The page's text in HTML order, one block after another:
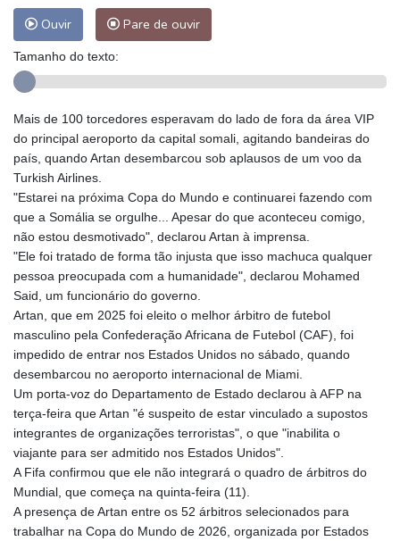
Ouvir Pare de ouvir
Tamanho do texto:
Mais de 100 torcedores esperavam do lado de fora da área VIP
do principal aeroporto da capital somali, agitando bandeiras do
país, quando Artan desembarcou sob aplausos de um voo da
Turkish Airlines.
"Estarei na próxima Copa do Mundo e continuarei fazendo com
que a Somália se orgulhe... Apesar do que aconteceu comigo,
não estou desmotivado", declarou Artan à imprensa.
"Ele foi tratado de forma tão injusta que isso machuca qualquer
pessoa preocupada com a humanidade", declarou Mohamed
Said, um funcionário do governo.
Artan, que em 2025 foi eleito o melhor árbitro de futebol
masculino pela Confederação Africana de Futebol (CAF), foi
impedido de entrar nos Estados Unidos no sábado, quando
desembarcou no aeroporto internacional de Miami.
Um porta-voz do Departamento de Estado declarou à AFP na
terça-feira que Artan "é suspeito de estar vinculado a supostos
integrantes de organizações terroristas", o que "inabilita o
viajante para ser admitido nos Estados Unidos".
A Fifa confirmou que ele não integrará o quadro de árbitros do
Mundial, que começa na quinta-feira (11).
A presença de Artan entre os 52 árbitros selecionados para
trabalhar na Copa do Mundo de 2026, organizada por Estados